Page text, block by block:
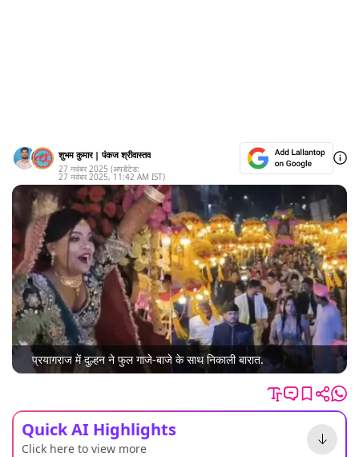
शुभम कुमार | पंकज श्रीवास्तव
27 नवंबर 2025 (अपडेटेड:
27 नवंबर 2025, 11:42 AM IST)
प्रयागराज में दुल्हन ने फुल गाजे-बाजे के साथ निकाली बारात.
Quick AI Highlights
Click here to view more